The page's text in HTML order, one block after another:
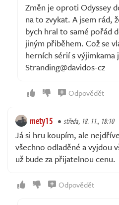
Změn je oproti Odyssey
na to zvykat. A jsem rád,
bych hral to samé pořád
jiným přiběhem. Což se
herních sérií s výjimkama
Stranding@davidos-cz
Odpovědět
mety15 středa, 18. 11., 18:10
Já si hru koupím, ale
všechno odladěné a vyjdou
už bude za přijatelnou cenu.
Odpovědět